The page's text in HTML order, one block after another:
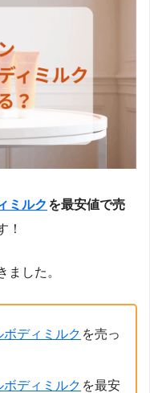
ミルク を最安値で売
！
ました。
ディミルク を売っ
ディミルク を最安